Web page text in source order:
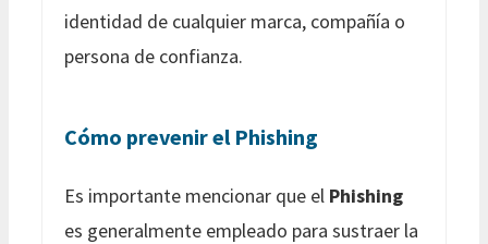
identidad de cualquier marca, compañía o
persona de confianza.
Cómo prevenir el Phishing
Es importante mencionar que el Phishing
es generalmente empleado para sustraer la